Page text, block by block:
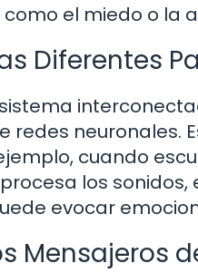
el miedo o la
Diferentes
redes neuronales.
cuando
los
evocar
Mensajeros